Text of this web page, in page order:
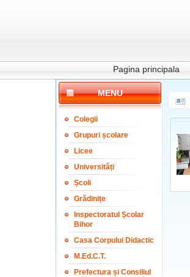
Pagina principala
MENU
Colegii
Grupuri școlare
Licee
Universități
Școli
Grădinițe
Inspectoratul Școlar
Bihor
Casa Corpului Didactic
M.Ed.C.T.
Prefectura și Consiliul